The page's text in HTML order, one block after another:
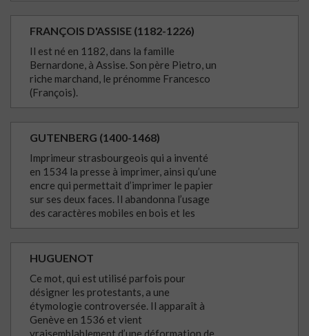
FRANÇOIS D'ASSISE (1182-1226)
Il est né en 1182, dans la famille
Bernardone, à Assise. Son père Pietro, un
riche marchand, le prénomme Francesco
(François).
GUTENBERG (1400-1468)
Imprimeur strasbourgeois qui a inventé
en 1534 la presse à imprimer, ainsi qu’une
encre qui permettait d’imprimer le papier
sur ses deux faces. Il abandonna l’usage
des caractères mobiles en bois et les
remplaça par des caractères métalliques.
HUGUENOT
Ce mot, qui est utilisé parfois pour
désigner les protestants, a une
étymologie controversée. Il apparaît à
Genève en 1536 et vient
vraisemblablement d’une déformation de